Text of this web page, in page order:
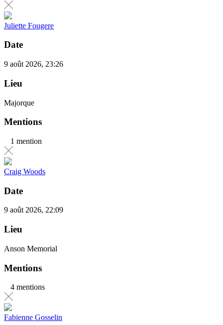
Juliette Fougere
Date
9 août 2026, 23:26
Lieu
Majorque
Mentions
1 mention
Craig Woods
Date
9 août 2026, 22:09
Lieu
Anson Memorial
Mentions
4 mentions
Fabienne Gosselin